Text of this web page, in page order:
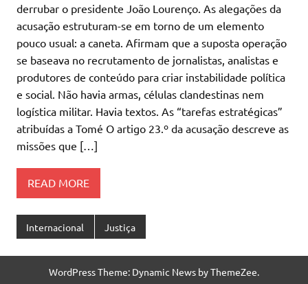
derrubar o presidente João Lourenço. As alegações da
acusação estruturam-se em torno de um elemento
pouco usual: a caneta. Afirmam que a suposta operação
se baseava no recrutamento de jornalistas, analistas e
produtores de conteúdo para criar instabilidade política
e social. Não havia armas, células clandestinas nem
logística militar. Havia textos. As “tarefas estratégicas”
atribuídas a Tomé O artigo 23.º da acusação descreve as
missões que […]
READ MORE
Internacional Justiça
WordPress Theme: Dynamic News by ThemeZee.